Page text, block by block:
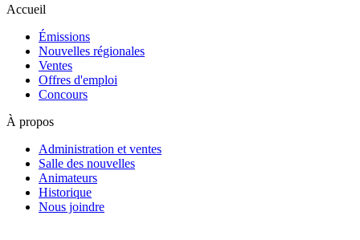
Accueil
Émissions
Nouvelles régionales
Ventes
Offres d'emploi
Concours
À propos
Administration et ventes
Salle des nouvelles
Animateurs
Historique
Nous joindre